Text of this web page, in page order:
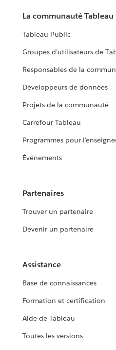
La communauté Tableau
Tableau Public
Groupes d’utilisateurs de
Responsables de la
Développeurs de données
Projets de la communauté
Carrefour Tableau
Programmes pour
Événements
Partenaires
Trouver un partenaire
Devenir un partenaire
Assistance
Base de connaissances
Formation et certification
Aide de Tableau
Toutes les versions